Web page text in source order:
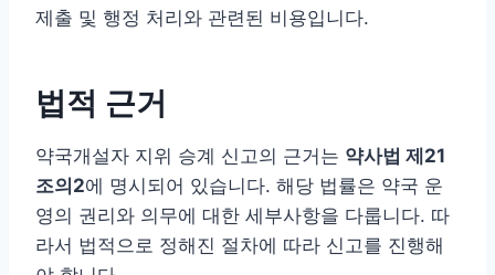
제출 및 행정 처리와 관련된 비용입니다.
법적 근거
약국개설자 지위 승계 신고의 근거는 약사법 제21
조의2에 명시되어 있습니다. 해당 법률은 약국 운
영의 권리와 의무에 대한 세부사항을 다룹니다. 따
라서 법적으로 정해진 절차에 따라 신고를 진행해